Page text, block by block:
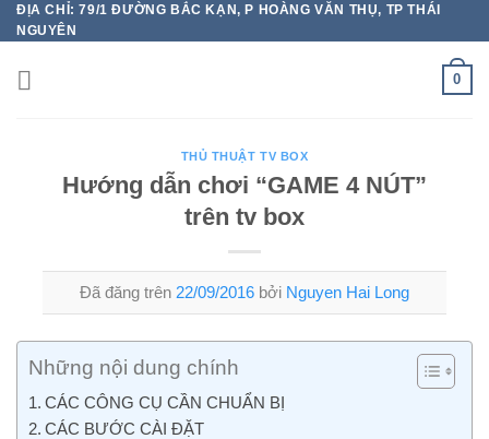
Chuyển
đến
nội
dung
ĐỊA CHỈ: 79/1 ĐƯỜNG BẮC KẠN, P HOÀNG VĂN THỤ, TP THÁI
NGUYÊN
0
THỦ THUẬT TV BOX
Hướng dẫn chơi “GAME 4 NÚT”
trên tv box
Đã đăng trên 22/09/2016 bởi Nguyen Hai Long
Những nội dung chính
CÁC CÔNG CỤ CẦN CHUẨN BỊ
CÁC BƯỚC CÀI ĐẶT